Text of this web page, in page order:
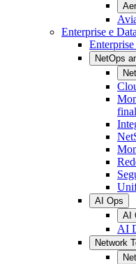
Enterprise e
NetOps
final
AI Ops
AI
AI
Network